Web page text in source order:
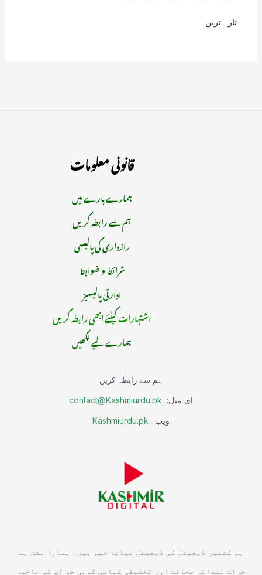
تازہ ترین
قانونی معلومات
ہمارے بارے میں
ہم سے رابطہ کریں
رازداری کی پالیسی
شرائط و ضوابط
ادارتی پالیسیز
اشتہارات کیلئے ابھی رابطہ کریں
ہمارے لیے لکھیں
ہم سے رابطہ کریں
ای میل: contact@Kashmiurdu.pk
ویب: Kashmiurdu.pk
ہم کشمیر ڈیجیٹل کی ڈیجیٹل میڈیا ٹیم ہیں۔ ہمارا مشن ہے
جرات مندانہ صحافت اور تخلیقی کہانی گوئی جو آپ کو باخبر